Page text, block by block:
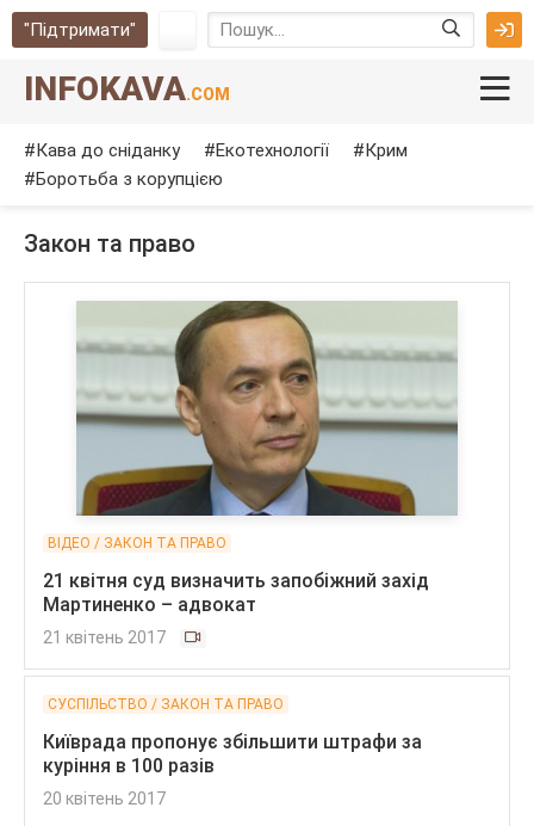
"Підтримати"
INFOKAVA.COM
Кава до сніданку Екотехнології
Крим
Боротьба з корупцією
Закон та право
ВІДЕО / ЗАКОН ТА ПРАВО
21 квітня суд визначить запобіжний захід
Мартиненко – адвокат
21 квітень 2017
СУСПІЛЬСТВО / ЗАКОН ТА ПРАВО
Київрада пропонує збільшити штрафи за
куріння в 100 разів
20 квітень 2017